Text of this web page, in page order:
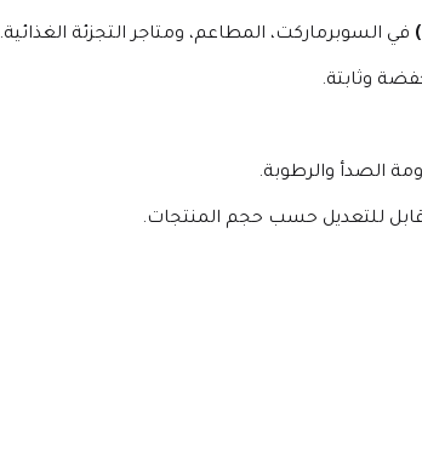
في السوبرماركت، المطاعم، ومتاجر التجزئة الغذائية.
وثابتة.
الصدأ والرطوبة.
للتعديل حسب حجم المنتجات.